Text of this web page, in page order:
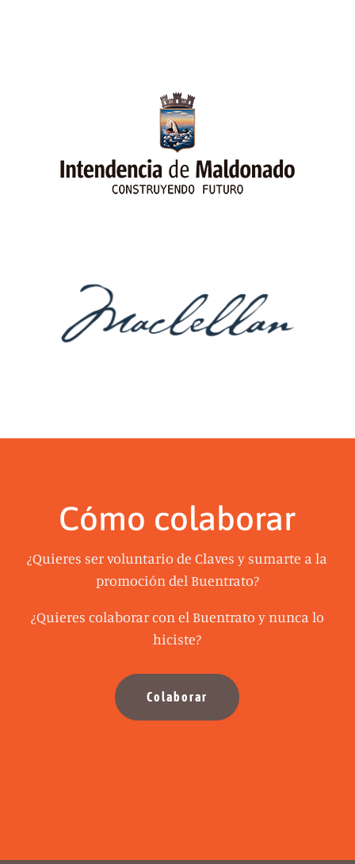
Cómo colaborar
¿Quieres ser voluntario de Claves y sumarte a la
promoción del Buentrato?
¿Quieres colaborar con el Buentrato y nunca lo
hiciste?
Colaborar